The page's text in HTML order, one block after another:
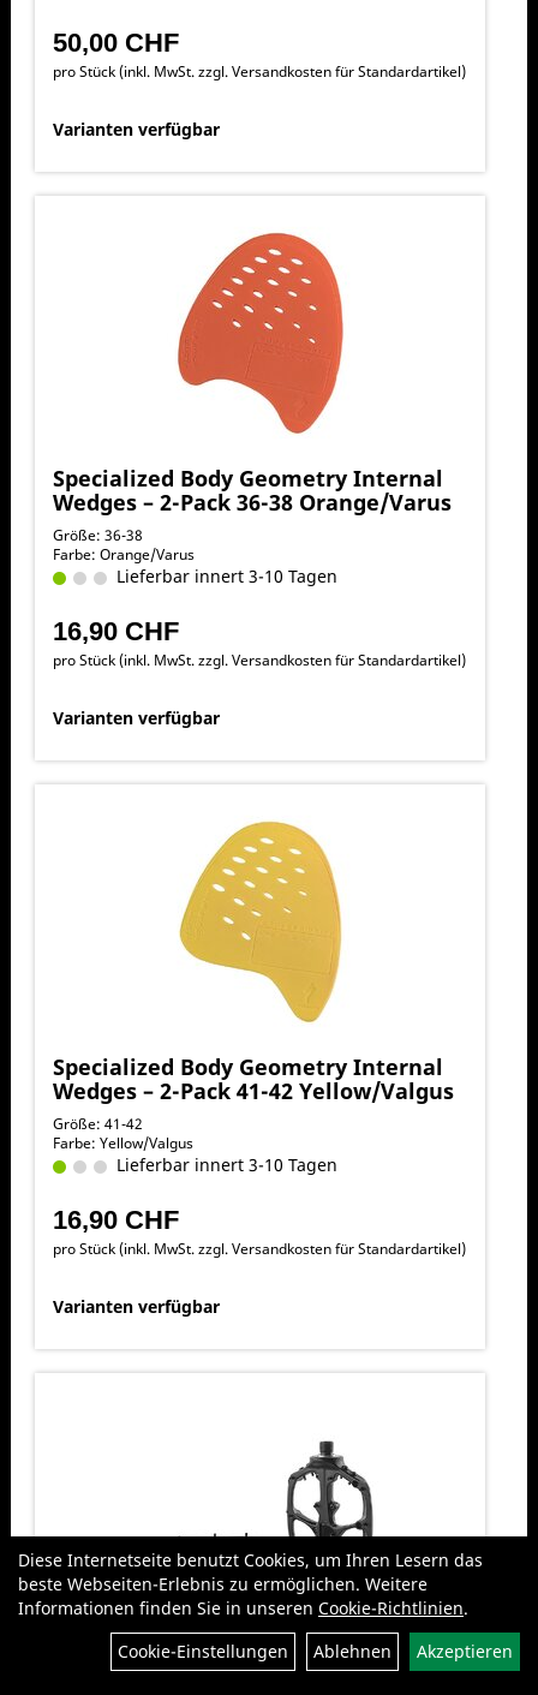
Filter
50,00 CHF
pro Stück (inkl. MwSt. zzgl.Versandkosten für Standardartikel)
Varianten verfügbar
Specialized Body Geometry Internal
Wedges – 2-Pack 36-38 Orange/Varus
Größe: 36-38
Farbe: Orange/Varus
Lieferbar innert 3-10 Tagen
16,90 CHF
pro Stück (inkl. MwSt. zzgl.Versandkosten für Standardartikel)
Varianten verfügbar
Specialized Body Geometry Internal
Wedges – 2-Pack 41-42 Yellow/Valgus
Größe: 41-42
Farbe: Yellow/Valgus
Lieferbar innert 3-10 Tagen
16,90 CHF
pro Stück (inkl. MwSt. zzgl.Versandkosten für Standardartikel)
Varianten verfügbar
Specialized Boomslang Platform
Pedals 9/16" Black
Diese Internetseite benutzt Cookies, um Ihren Lesern das
beste Webseiten-Erlebnis zu ermöglichen. Weitere
Informationen finden Sie in unseren Cookie-Richtlinien.
Cookie-Einstellungen
Ablehnen Akzeptieren